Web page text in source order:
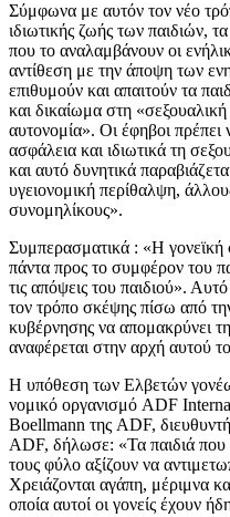
Σύμφωνα με αυτόν τον νέο
ιδιωτικής ζωής των παιδιών,
που το αναλαμβάνουν οι
αντίθεση με την άποψη των
επιθυμούν και απαιτούν τα
και δικαίωμα στη
αυτονομία». Οι έφηβοι
ασφάλεια και ιδιωτικά τη
και αυτό δυνητικά
υγειονομική περίθαλψη,
συνομηλίκους».
Συμπερασματικά : «Η γονεϊκή
πάντα προς το συμφέρον του
τις απόψεις του παιδιού».
τον τρόπο σκέψης πίσω από
κυβέρνησης να απομακρύνει
αναφέρεται στην αρχή αυτού
Η υπόθεση των Ελβετών
νομικό οργανισμό ADF
Boellmann της ADF,
ADF, δήλωσε: «Τα παιδιά που
τους φύλο αξίζουν να
Χρειάζονται αγάπη, μέριμνα
οποία αυτοί οι γονείς έχουν